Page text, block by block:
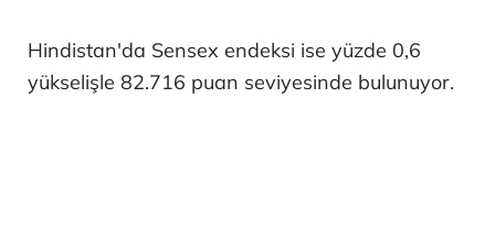
Hindistan'da Sensex endeksi ise yüzde 0,6
yükselişle 82.716 puan seviyesinde bulunuyor.